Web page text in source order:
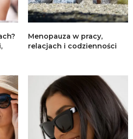
Menopauza w pracy,
relacjach i codzienności